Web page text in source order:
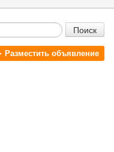
Поиск
Разместить объявление